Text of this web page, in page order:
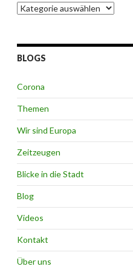
Themen
BLOGS
Corona
Themen
Wir sind Europa
Zeitzeugen
Blicke in die Stadt
Blog
Videos
Kontakt
Über uns